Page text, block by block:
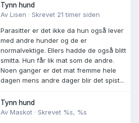
Tynn hund
Av Lisen · Skrevet 21 timer siden
Parasitter er det ikke da hun også lever
med andre hunder og de er
normalvektige. Ellers hadde de også blitt
smitta. Hun får lik mat som de andre.
Noen ganger er det mat fremme hele
dagen mens andre dager blir det spist...
Tynn hund
Av Maskot · Skrevet %s, %s